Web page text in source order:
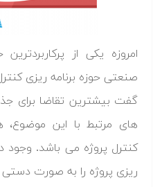
امروزه یکی از
صنعتی حوزه برنامه ریزی
گفت بیشترین تقاضا برای
های مرتبط با این موضوع،
کنترل پروژه می باشد. وجود
ریزی پروژه را به صورت